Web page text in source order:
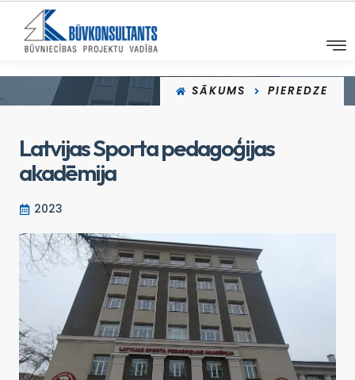
SĀKUMS PIEREDZE
Latvijas Sporta pedagoģijas
akadēmija
2023